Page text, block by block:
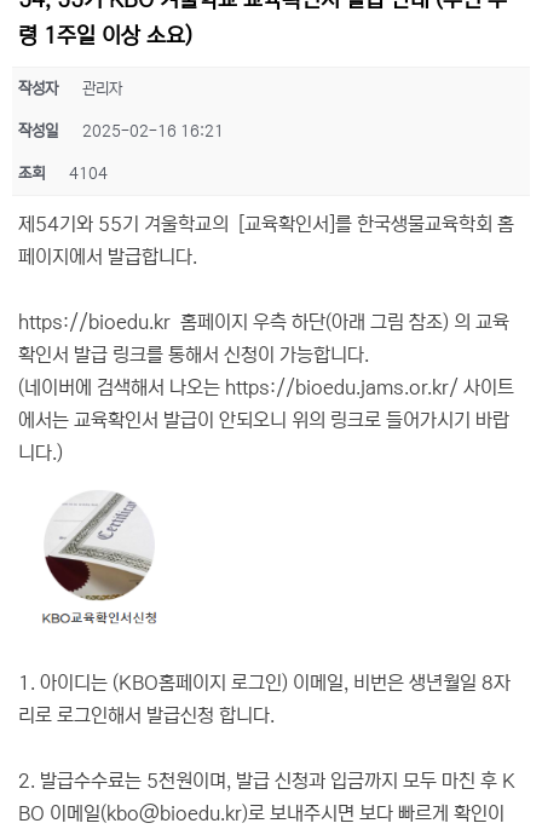
령 1주일 이상 소요)
작성자 관리자
작성일 2025-02-16 16:21
조회 4104
제54기와 55기 겨울학교의 [교육확인서]를 한국생물교육학회 홈
페이지에서 발급합니다.
https://bioedu.kr 홈페이지 우측 하단(아래 그림 참조) 의 교육
확인서 발급 링크를 통해서 신청이 가능합니다.
(네이버에 검색해서 나오는 https://bioedu.jams.or.kr/ 사이트
에서는 교육확인서 발급이 안되오니 위의 링크로 들어가시기 바랍
니다.)
1. 아이디는 (KBO홈페이지 로그인) 이메일, 비번은 생년월일 8자
리로 로그인해서 발급신청 합니다.
2. 발급수수료는 5천원이며, 발급 신청과 입금까지 모두 마친 후 K
BO 이메일(kbo@bioedu.kr)로 보내주시면 보다 빠르게 확인이